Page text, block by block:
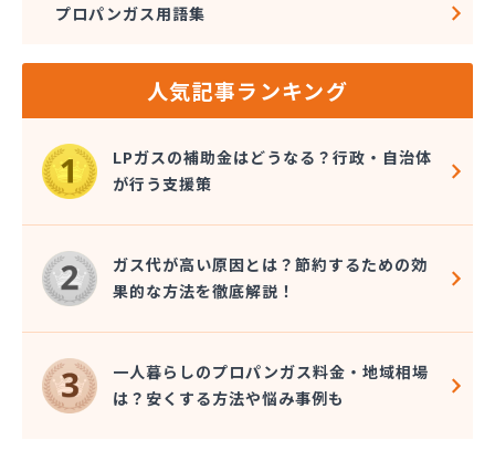
大一ガス株式会社
大一ガス株式会社 東予営業所
大一ガス株式会社 南予営業所
大一ガス株式会社 四国中央営業所
大一ガス株式会社 宇和島営業所
大和酸素工業株式会社
朝日燃料店
長谷川ガス株式会社
長谷川酸素株式会社
東予液化ガス株式会社 オートガス南高下営業所
東予液化ガス株式会社 喜田村事業所
東予液化ガス株式会社 本社
藤村石油株式会社 エネルギー事業部-松山
藤村石油株式会社 本社
南予ガス協業組合
プロパンガス用語集
人気記事ランキング
LPガスの補助金はどうなる？行政・自治体
が行う支援策
ガス代が高い原因とは？節約するための効
果的な方法を徹底解説！
一人暮らしのプロパンガス料金・地域相場
は？安くする方法や悩み事例も